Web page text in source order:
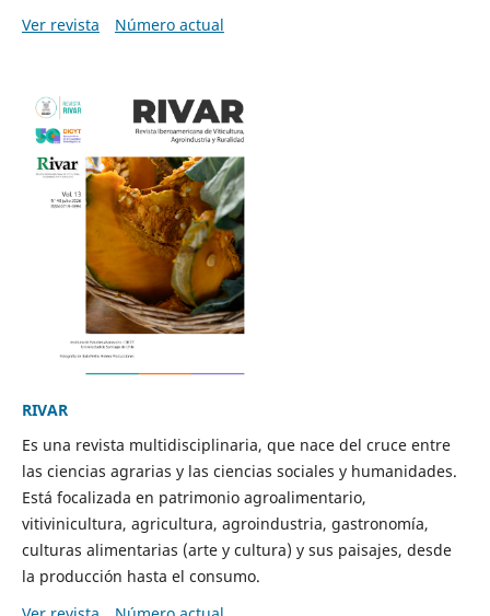
Ver revista
Número actual
RIVAR
Es una revista multidisciplinaria, que nace del cruce entre
las ciencias agrarias y las ciencias sociales y humanidades.
Está focalizada en patrimonio agroalimentario,
vitivinicultura, agricultura, agroindustria, gastronomía,
culturas alimentarias (arte y cultura) y sus paisajes, desde
la producción hasta el consumo.